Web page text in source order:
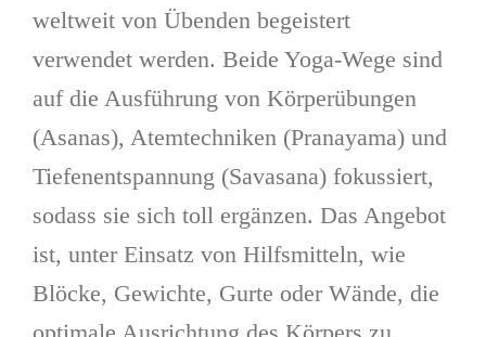
weltweit von Übenden begeistert
verwendet werden. Beide Yoga-Wege sind
auf die Ausführung von Körperübungen
(Asanas), Atemtechniken (Pranayama) und
Tiefenentspannung (Savasana) fokussiert,
sodass sie sich toll ergänzen. Das Angebot
ist, unter Einsatz von Hilfsmitteln, wie
Blöcke, Gewichte, Gurte oder Wände, die